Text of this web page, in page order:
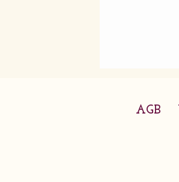
AGB